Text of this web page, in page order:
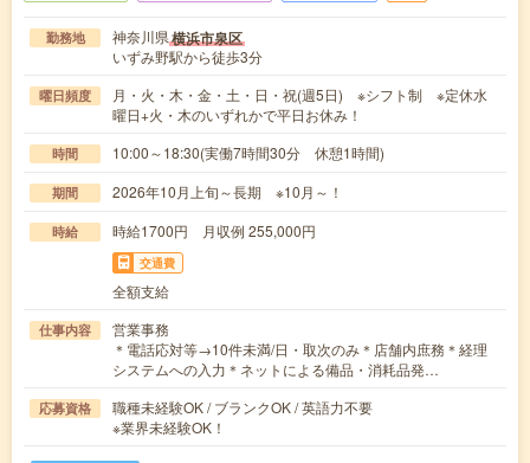
勤務地 神奈川県横浜市泉区
いずみ野駅から徒歩3分
曜日頻度
月・火・木・金・土・日・祝(週5日) ※シフト制 ※定休水
曜日+火・木のいずれかで平日お休み！
時間 10:00～18:30(実働7時間30分 休憩1時間)
期間 2026年10月上旬～長期 ※10月～！
時給 時給1700円 月収例 255,000円
交通費
全額支給
仕事内容
営業事務
＊電話応対等→10件未満/日・取次のみ＊店舗内庶務＊経理
システムへの入力＊ネットによる備品・消耗品発…
応募資格
職種未経験OK / ブランクOK / 英語力不要
※業界未経験OK！